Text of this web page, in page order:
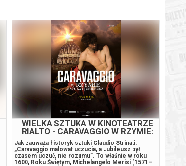
WIELKA SZTUKA W KINOTEATRZE
RIALTO - CARAVAGGIO W RZYMIE:
SZTUKA I JUBILEUSZ
Jak zauważa historyk sztuki Claudio Strinati:
„Caravaggio malował uczucia, a Jubileusz był
czasem uczuć, nie rozumu”. To właśnie w roku
1600, Roku Świętym, Michelangelo Merisi (1571–